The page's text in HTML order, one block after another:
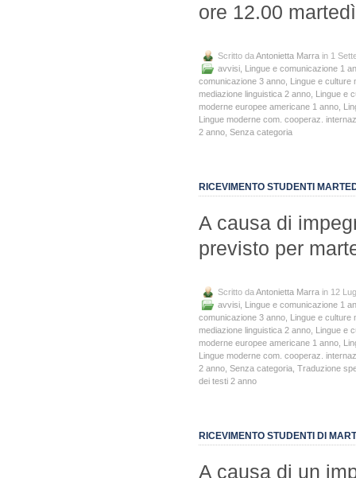
ore 12.00
Scritto daAntonietta Marra in 1
avvisi Lingue e comunicazione 1
comunicazione 3 anno Lingue e culture
mediazione linguistica 2 anno Lingue e
moderne europee americane 1 anno
Lingue moderne com. cooperaz.
2 anno Senza categoria
RICEVIMENTO STUDENTI
A causa di
previsto per
Scritto daAntonietta Marra in 12
avvisi Lingue e comunicazione 1
comunicazione 3 anno Lingue e culture
mediazione linguistica 2 anno Lingue e
moderne europee americane 1 anno
Lingue moderne com. cooperaz.
2 anno Senza categoria Traduzione
dei testi 2 anno
RICEVIMENTO STUDENTI DI
A causa di un